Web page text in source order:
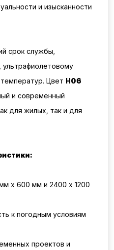
и изысканности
срок службы,
ультрафиолетовому
Цвет H06
и современный
для жилых, так и для
x 600 мм и 2400 x 1200
к погодным условиям
проектов и